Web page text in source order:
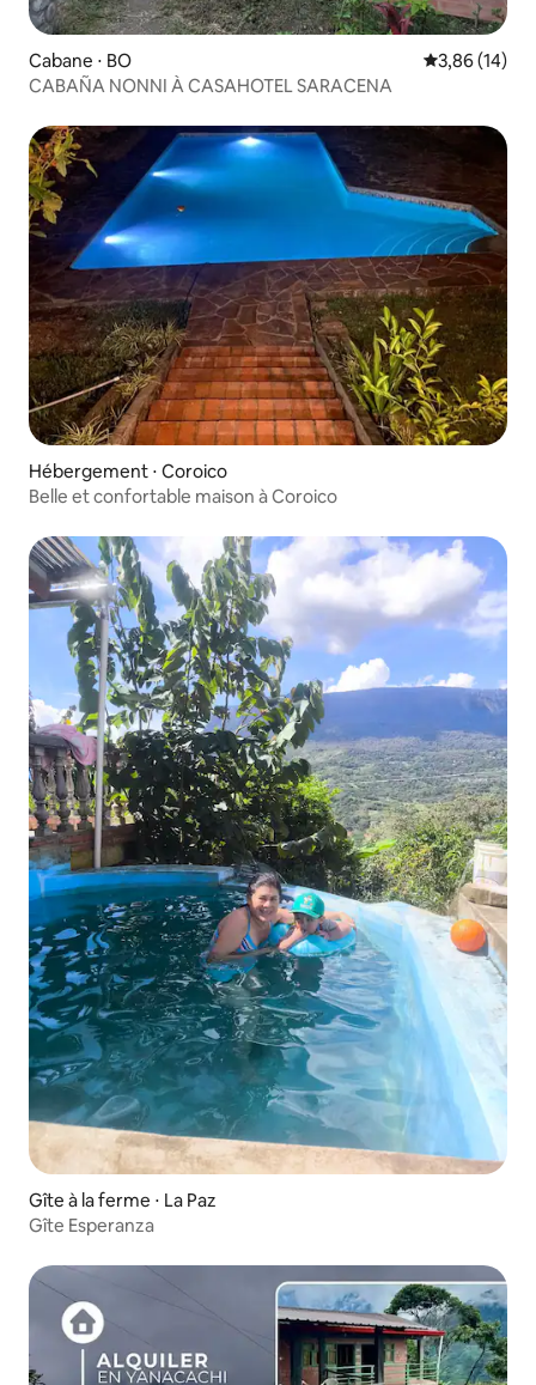
Cabane ⋅ BO Évaluation
3,86 (14)
CABAÑA NONNI À CASAHOTEL SARACENA
Hébergement ⋅ Coroico
Belle et confortable maison à Coroico
Gîte à la ferme ⋅ La Paz
Gîte Esperanza